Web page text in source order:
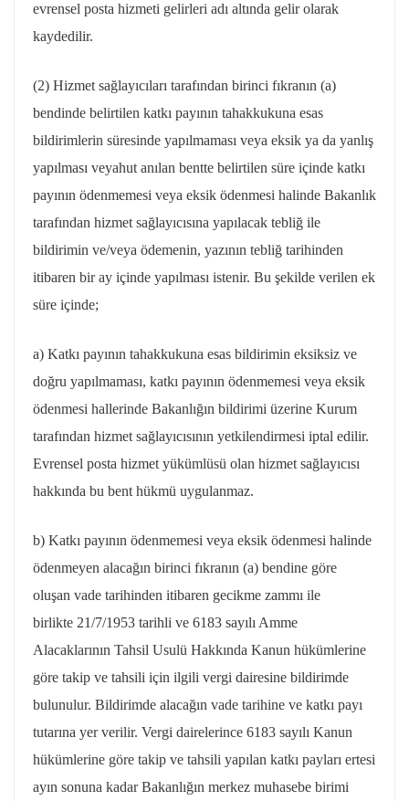
evrensel posta hizmeti gelirleri adı altında gelir olarak
kaydedilir.
(2) Hizmet sağlayıcıları tarafından birinci fıkranın (a)
bendinde belirtilen katkı payının tahakkukuna esas
bildirimlerin süresinde yapılmaması veya eksik ya da yanlış
yapılması veyahut anılan bentte belirtilen süre içinde katkı
payının ödenmemesi veya eksik ödenmesi halinde Bakanlık
tarafından hizmet sağlayıcısına yapılacak tebliğ ile
bildirimin ve/veya ödemenin, yazının tebliğ tarihinden
itibaren bir ay içinde yapılması istenir. Bu şekilde verilen ek
süre içinde;
a) Katkı payının tahakkukuna esas bildirimin eksiksiz ve
doğru yapılmaması, katkı payının ödenmemesi veya eksik
ödenmesi hallerinde Bakanlığın bildirimi üzerine Kurum
tarafından hizmet sağlayıcısının yetkilendirmesi iptal edilir.
Evrensel posta hizmet yükümlüsü olan hizmet sağlayıcısı
hakkında bu bent hükmü uygulanmaz.
b) Katkı payının ödenmemesi veya eksik ödenmesi halinde
ödenmeyen alacağın birinci fıkranın (a) bendine göre
oluşan vade tarihinden itibaren gecikme zammı ile
birlikte 21/7/1953 tarihli ve 6183 sayılı Amme
Alacaklarının Tahsil Usulü Hakkında Kanun hükümlerine
göre takip ve tahsili için ilgili vergi dairesine bildirimde
bulunulur. Bildirimde alacağın vade tarihine ve katkı payı
tutarına yer verilir. Vergi dairelerince 6183 sayılı Kanun
hükümlerine göre takip ve tahsili yapılan katkı payları ertesi
ayın sonuna kadar Bakanlığın merkez muhasebe birimi